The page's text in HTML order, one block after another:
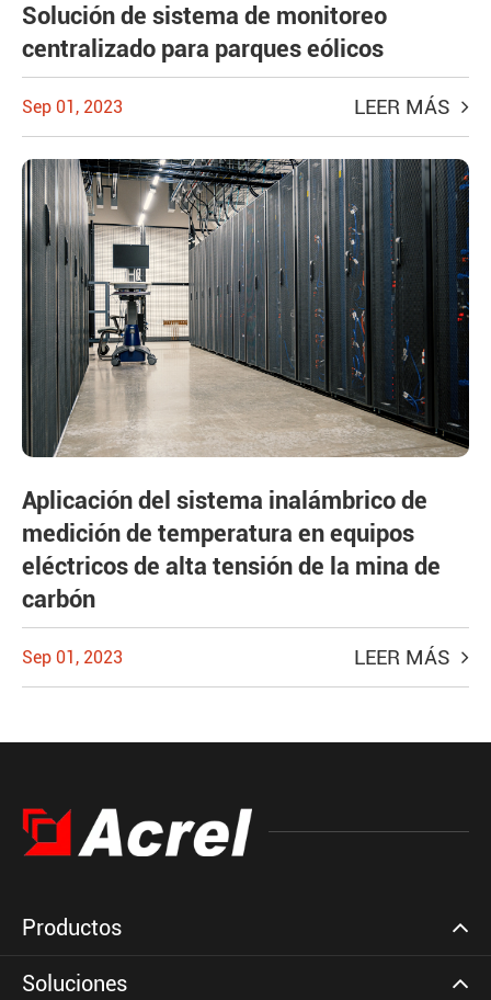
Solución de sistema de monitoreo
centralizado para parques eólicos
Sep 01, 2023 LEER MÁS
Aplicación del sistema inalámbrico de
medición de temperatura en equipos
eléctricos de alta tensión de la mina de
carbón
Sep 01, 2023 LEER MÁS
Productos
Soluciones